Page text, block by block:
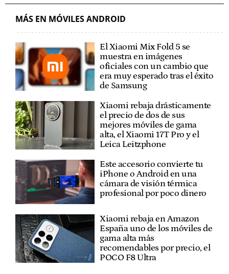
MÁS EN MÓVILES ANDROID
El Xiaomi Mix Fold 5 se
muestra en imágenes
oficiales con un cambio que
era muy esperado tras el éxito
de Samsung
Xiaomi rebaja drásticamente
el precio de dos de sus
mejores móviles de gama
alta, el Xiaomi 17T Pro y el
Leica Leitzphone
Este accesorio convierte tu
iPhone o Android en una
cámara de visión térmica
profesional por poco dinero
Xiaomi rebaja en Amazon
España uno de los móviles de
gama alta más
recomendables por precio, el
POCO F8 Ultra